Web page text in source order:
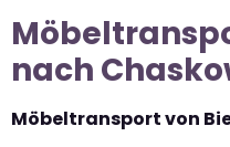
nach
Möbeltransport von